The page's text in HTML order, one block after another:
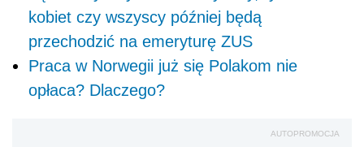
kobiet czy wszyscy później będą
przechodzić na emeryturę ZUS
Praca w Norwegii już się Polakom nie
opłaca? Dlaczego?
AUTOPROMOCJA